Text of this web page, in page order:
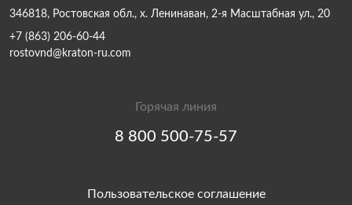
346818, Ростовская обл., х. Ленинаван, 2-я Масштабная ул., 20
+7 (863) 206-60-44
rostovnd@kraton-ru.com
Горячая линия
8 800 500-75-57
Пользовательское соглашение